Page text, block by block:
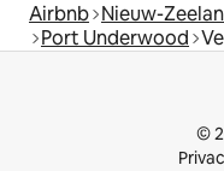
Airbnb Nieuw-
Port Underwood
©